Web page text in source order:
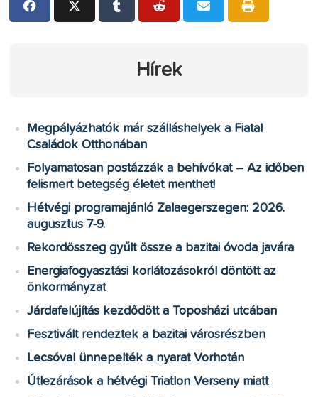
Hírek
Megpályázhatók már szálláshelyek a Fiatal
Családok Otthonában
Folyamatosan postázzák a behívókat – Az időben
felismert betegség életet menthet!
Hétvégi programajánló Zalaegerszegen: 2026.
augusztus 7-9.
Rekordösszeg gyűlt össze a bazitai óvoda javára
Energiafogyasztási korlátozásokról döntött az
önkormányzat
Járdafelújítás kezdődött a Toposházi utcában
Fesztivált rendeztek a bazitai városrészben
Lecsóval ünnepelték a nyarat Vorhotán
Útlezárások a hétvégi Triatlon Verseny miatt